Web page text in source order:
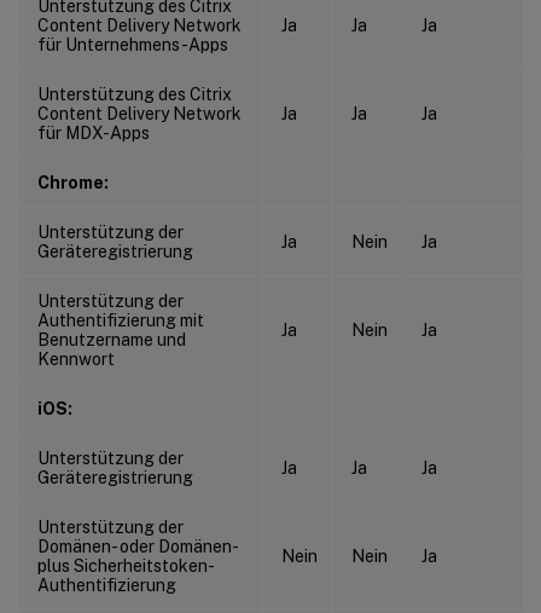
Unterstützung des Citrix
Content Delivery Network
für Unternehmens-Apps
Ja Ja Ja
Unterstützung des Citrix
Content Delivery Network
für MDX-Apps
Ja Ja Ja
Chrome:
Unterstützung der
Geräteregistrierung
Ja Nein Ja
Unterstützung der
Authentifizierung mit
Benutzername und
Kennwort
Ja Nein Ja
iOS:
Unterstützung der
Geräteregistrierung
Ja Ja Ja
Unterstützung der
Domänen- oder Domänen-
plus Sicherheitstoken-
Authentifizierung
Nein Nein Ja